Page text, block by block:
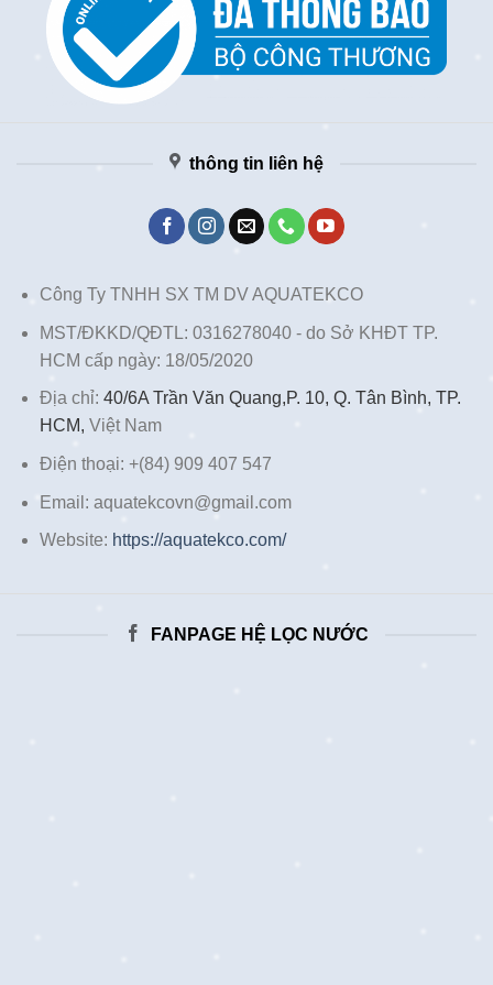
thông tin liên hệ
Công Ty TNHH SX TM DV AQUATEKCO
MST/ĐKKD/QĐTL: 0316278040 - do Sở KHĐT TP.
HCM cấp ngày: 18/05/2020
Địa chỉ: 40/6A Trần Văn Quang,P. 10, Q. Tân Bình, TP.
HCM, Việt Nam
Điện thoại: +(84) 909 407 547
Email: aquatekcovn@gmail.com
Website: https://aquatekco.com/
FANPAGE HỆ LỌC NƯỚC